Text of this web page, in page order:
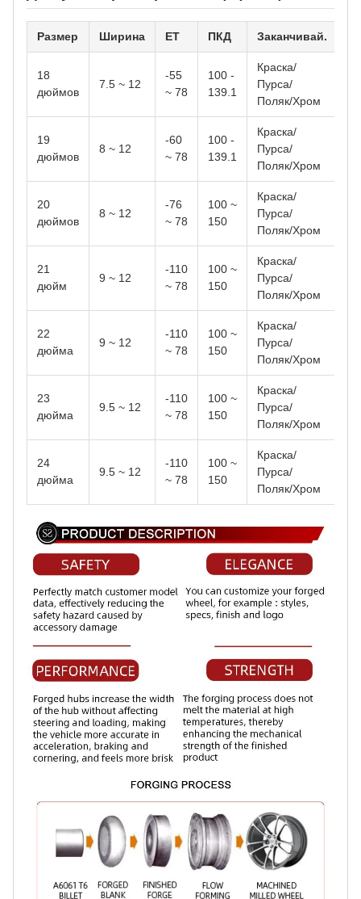
Размер Ширина ET ПКД Заканчивай.
18
дюймов
7.5 ~ 12
-55
~ 78
100 -
139.1
Краска/
Пурса/
Поляк/Хром
19
дюймов
8 ~ 12
-60
~ 78
100 -
139.1
Краска/
Пурса/
Поляк/Хром
20
дюймов
8 ~ 12
-76
~ 78
100 ~
150
Краска/
Пурса/
Поляк/Хром
21
дюйм
9 ~ 12
-110
~ 78
100 ~
150
Краска/
Пурса/
Поляк/Хром
22
дюйма
9 ~ 12
-110
~ 78
100 ~
150
Краска/
Пурса/
Поляк/Хром
23
дюйма
9.5 ~ 12
-110
~ 78
100 ~
150
Краска/
Пурса/
Поляк/Хром
24
дюйма
9.5 ~ 12
-110
~ 78
100 ~
150
Краска/
Пурса/
Поляк/Хром